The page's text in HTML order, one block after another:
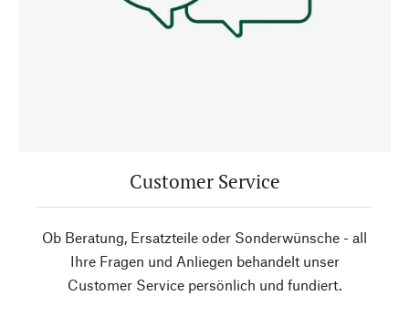
Customer Service
Ob Beratung, Ersatzteile oder Sonderwünsche - all
Ihre Fragen und Anliegen behandelt unser
Customer Service persönlich und fundiert.